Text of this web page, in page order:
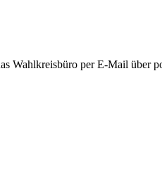
Wahlkreisbüro per E-Mail über